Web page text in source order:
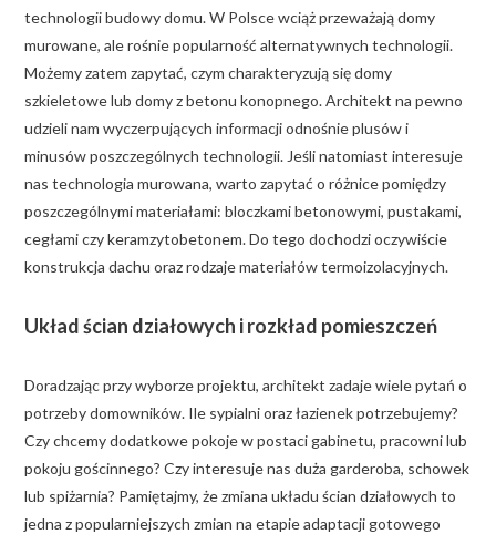
technologii budowy domu. W Polsce wciąż przeważają domy
murowane, ale rośnie popularność alternatywnych technologii.
Możemy zatem zapytać, czym charakteryzują się domy
szkieletowe lub domy z betonu konopnego. Architekt na pewno
udzieli nam wyczerpujących informacji odnośnie plusów i
minusów poszczególnych technologii. Jeśli natomiast interesuje
nas technologia murowana, warto zapytać o różnice pomiędzy
poszczególnymi materiałami: bloczkami betonowymi, pustakami,
cegłami czy keramzytobetonem. Do tego dochodzi oczywiście
konstrukcja dachu oraz rodzaje materiałów termoizolacyjnych.
Układ ścian działowych i rozkład pomieszczeń
Doradzając przy wyborze projektu, architekt zadaje wiele pytań o
potrzeby domowników. Ile sypialni oraz łazienek potrzebujemy?
Czy chcemy dodatkowe pokoje w postaci gabinetu, pracowni lub
pokoju gościnnego? Czy interesuje nas duża garderoba, schowek
lub spiżarnia? Pamiętajmy, że zmiana układu ścian działowych to
jedna z popularniejszych zmian na etapie adaptacji gotowego